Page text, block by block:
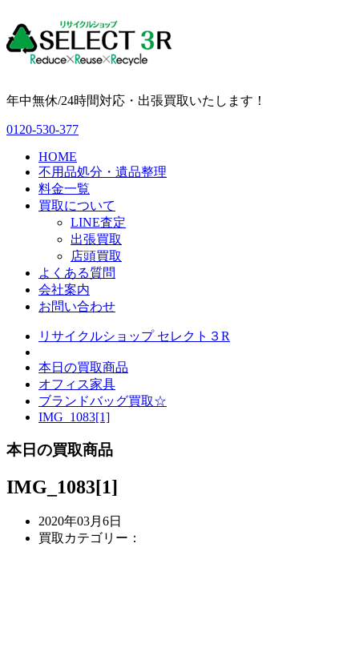
年中無休/24時間対応・出張買取いたします！
0120-530-377
HOME
不用品処分・遺品整理
料金一覧
買取について
LINE査定
出張買取
店頭買取
よくある質問
会社案内
お問い合わせ
リサイクルショップ セレクト３R
本日の買取商品
オフィス家具
ブランドバッグ買取☆
IMG_1083[1]
本日の買取商品
IMG_1083[1]
2020年03月6日
買取カテゴリー：